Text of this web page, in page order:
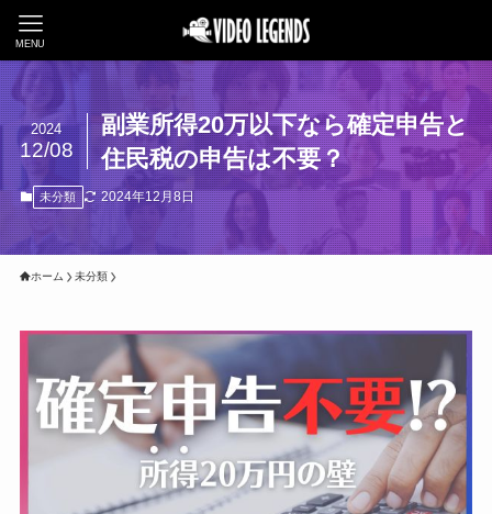
MENU
副業所得20万以下なら確定申告と
住民税の申告は不要？
2024
12/08
未分類 2024年12月8日
ホーム 未分類